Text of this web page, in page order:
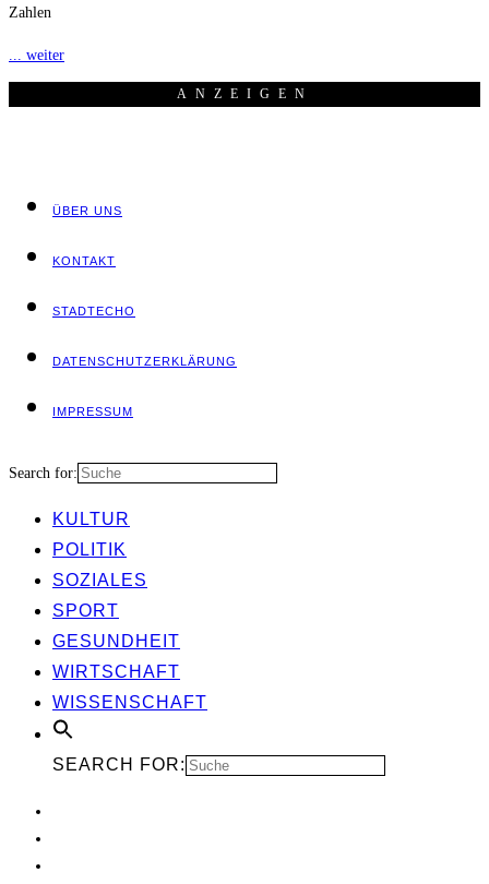
Zahlen
... weiter
ANZEI­GEN
ÜBER UNS
KON­TAKT
STADT­ECHO
DATEN­SCHUTZ­ER­KLÄ­RUNG
IMPRES­SUM
Search for:
KUL­TUR
POLI­TIK
SOZIA­LES
SPORT
GESUND­HEIT
WIRT­SCHAFT
WIS­SEN­SCHAFT
SEARCH FOR: